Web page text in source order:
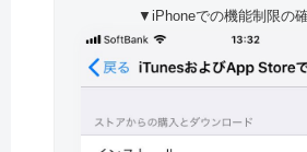
▼iPhoneでの機能制限の